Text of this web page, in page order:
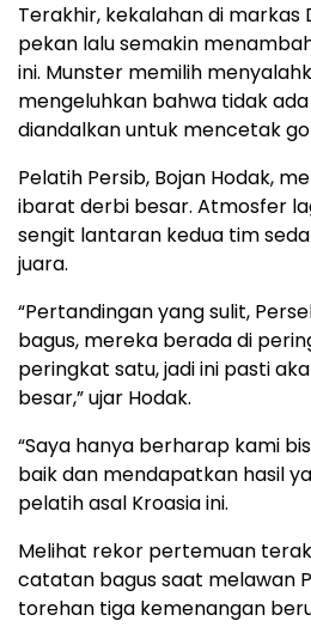
Terakhir, kekalahan di markas
pekan lalu semakin
ini. Munster memilih
mengeluhkan bahwa tidak
diandalkan untuk mencetak
Pelatih Persib, Bojan Hodak,
ibarat derbi besar. Atmosfer
sengit lantaran kedua tim
juara.
“Pertandingan yang sulit,
bagus, mereka berada di
peringkat satu, jadi ini pasti
besar,” ujar Hodak.
“Saya hanya berharap kami
baik dan mendapatkan hasil
pelatih asal Kroasia ini.
Melihat rekor pertemuan
catatan bagus saat melawan
torehan tiga kemenangan